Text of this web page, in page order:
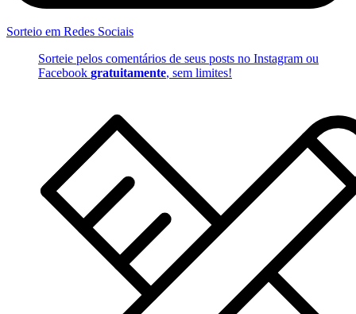
Sorteio em Redes Sociais
Sorteie pelos comentários de seus posts no Instagram ou
Facebook gratuitamente, sem limites!